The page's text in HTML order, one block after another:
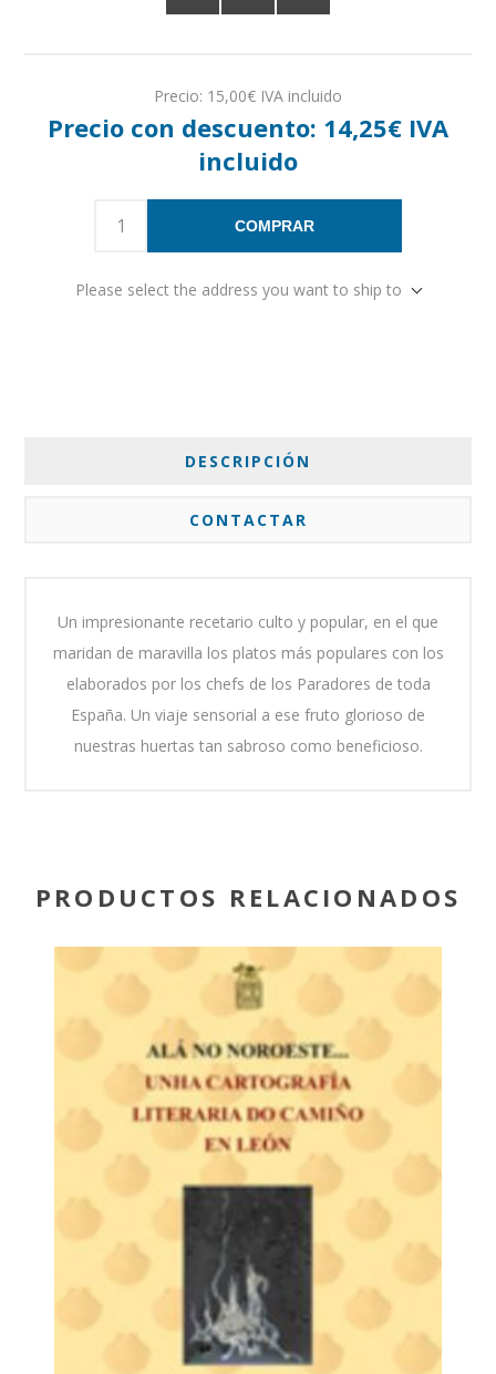
Precio: 15,00€ IVA incluido
Precio con descuento: 14,25€ IVA
incluido
COMPRAR
Please select the address you want to ship to
DESCRIPCIÓN
CONTACTAR
Un impresionante recetario culto y popular, en el que
maridan de maravilla los platos más populares con los
elaborados por los chefs de los Paradores de toda
España. Un viaje sensorial a ese fruto glorioso de
nuestras huertas tan sabroso como beneficioso.
PRODUCTOS RELACIONADOS